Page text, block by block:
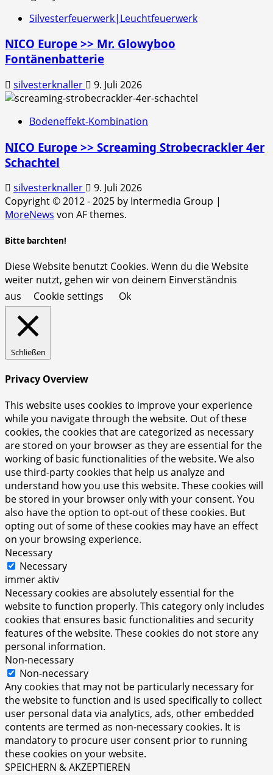
Silvesterfeuerwerk|Leuchtfeuerwerk
NICO Europe >> Mr. Glowyboo
Fontänenbatterie
silvesterknaller 9. Juli 2026
Bodeneffekt-Kombination
NICO Europe >> Screaming Strobecrackler 4er
Schachtel
silvesterknaller
9. Juli 2026
Copyright © 2012 - 2025 by Intermedia Group |
MoreNews von AF themes.
Bitte barchten!
Diese Website benutzt Cookies. Wenn du die Website
weiter nutzt, gehen wir von deinem Einverständnis
aus
Cookie settings Ok
Schließen
Privacy Overview
This website uses cookies to improve your experience
while you navigate through the website. Out of these
cookies, the cookies that are categorized as necessary
are stored on your browser as they are essential for the
working of basic functionalities of the website. We also
use third-party cookies that help us analyze and
understand how you use this website. These cookies will
be stored in your browser only with your consent. You
also have the option to opt-out of these cookies. But
opting out of some of these cookies may have an effect
on your browsing experience.
Necessary
Necessary
immer aktiv
Necessary cookies are absolutely essential for the
website to function properly. This category only includes
cookies that ensures basic functionalities and security
features of the website. These cookies do not store any
personal information.
Non-necessary
Non-necessary
Any cookies that may not be particularly necessary for
the website to function and is used specifically to collect
user personal data via analytics, ads, other embedded
contents are termed as non-necessary cookies. It is
mandatory to procure user consent prior to running
these cookies on your website.
SPEICHERN & AKZEPTIEREN